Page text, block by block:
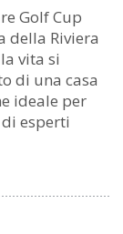
Golf Cup
della Riviera
vita si
di una casa
ideale per
esperti